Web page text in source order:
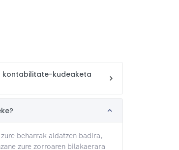
kontabilitate-kudeaketa
beharrak aldatzen badira,
zure zorroaren bilakaerara